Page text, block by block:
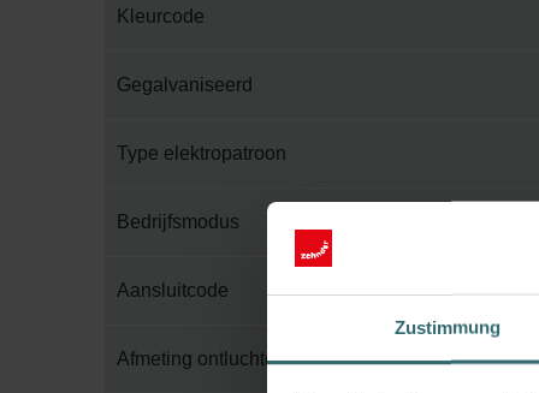
Zustimmung
Kleurcode
Gegalvaniseerd
Type elektropatroon
Bedrijfsmodus
Aansluitcode
Afmeting ontluchter